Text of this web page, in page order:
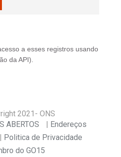
a esses registros usando
da API ).
2021 - ONS
ABERTOS
Endereços
Politica de Privacidade
do GO15